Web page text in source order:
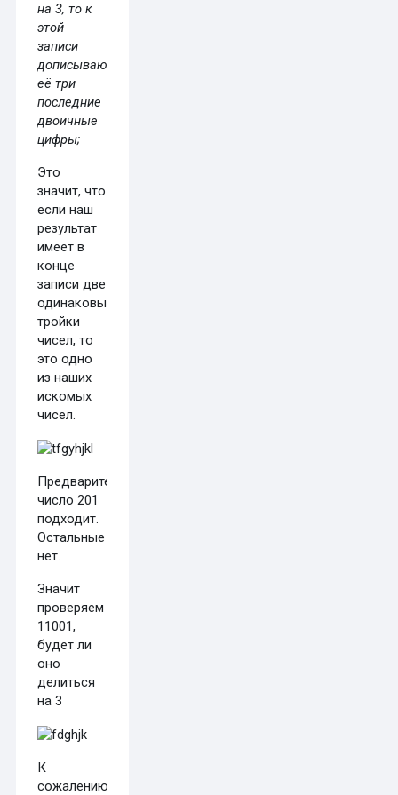
на 3, то к
этой
записи
дописываются
её три
последние
двоичные
цифры;
Это
значит, что
если наш
результат
имеет в
конце
записи две
одинаковые
тройки
чисел, то
это одно
из наших
искомых
чисел.
Предварительно,
число 201
подходит.
Остальные
нет.
Значит
проверяем
11001,
будет ли
оно
делиться
на 3
К
сожалению,